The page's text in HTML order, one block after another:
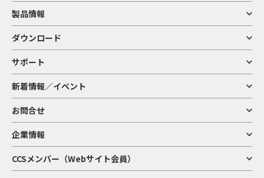
製品情報
ダウンロード
サポート
新着情報／イベント
お問合せ
企業情報
CCSメンバー（Webサイト会員）